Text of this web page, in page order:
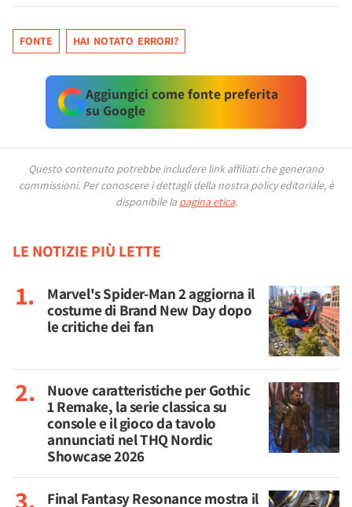
FONTE HAI NOTATO ERRORI?
Aggiungici come fonte preferita
su Google
Questo contenuto potrebbe includere link affiliati che generano
commissioni. Per conoscere i dettagli della nostra policy editoriale, è
disponibile la pagina etica.
LE NOTIZIE PIÙ LETTE
Marvel's Spider-Man 2 aggiorna il
costume di Brand New Day dopo
le critiche dei fan
Nuove caratteristiche per Gothic
1 Remake, la serie classica su
console e il gioco da tavolo
annunciati nel THQ Nordic
Showcase 2026
Final Fantasy Resonance mostra il